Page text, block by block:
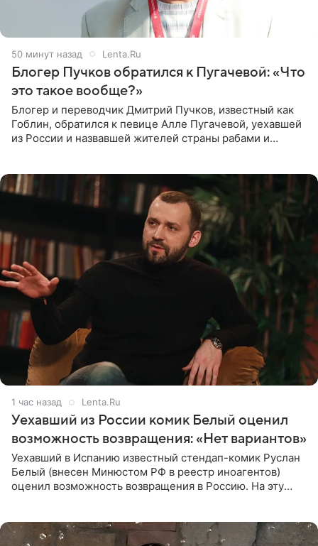
50 минут назад Lenta.Ru
Блогер Пучков обратился к Пугачевой: «Что
это такое вообще?»
Блогер и переводчик Дмитрий Пучков, известный как
Гоблин, обратился к певице Алле Пугачевой, уехавшей
из России и назвавшей жителей страны рабами и
1 час назад Lenta.Ru
Уехавший из России комик Белый оценил
возможность возвращения: «Нет вариантов»
Уехавший в Испанию известный стендап-комик Руслан
Белый (внесен Минюстом РФ в реестр иноагентов)
оценил возможность возвращения в Россию. На эту